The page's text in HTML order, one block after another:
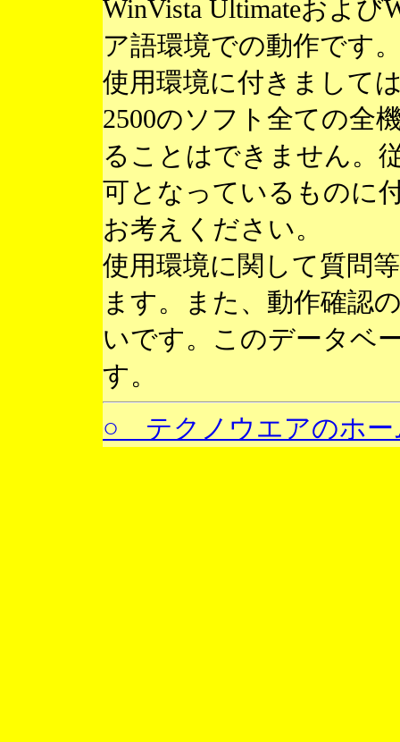
WinVista Ultimateおよ
ア語環境での動作です
使用環境に付きまして
2500のソフト全ての全
ることはできません。
可となっているものに
お考えください。
使用環境に関して質問
ます。また、動作確認
いです。このデータベ
す。
○ テクノウエアのホー